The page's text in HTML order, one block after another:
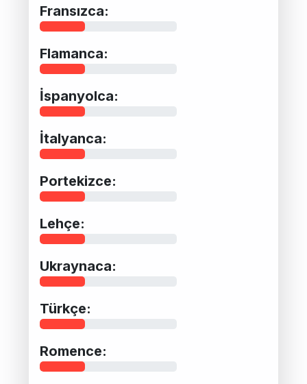
Fransızca:
Flamanca:
İspanyolca:
İtalyanca:
Portekizce:
Lehçe:
Ukraynaca:
Türkçe:
Romence: